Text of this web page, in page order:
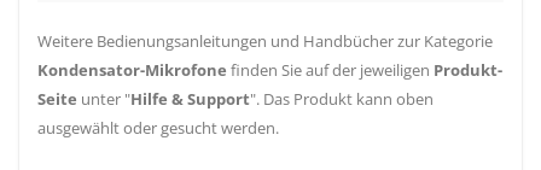
Weitere Bedienungsanleitungen und Handbücher zur Kategorie
Kondensator-Mikrofone finden Sie auf der jeweiligen Produkt-
Seite unter "Hilfe & Support". Das Produkt kann oben
ausgewählt oder gesucht werden.